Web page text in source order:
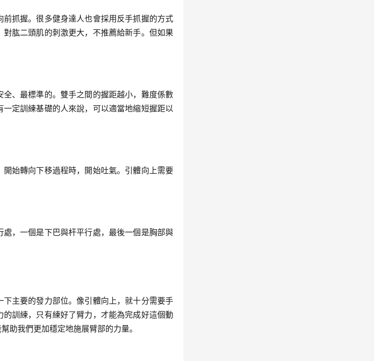
抓握。很多健身達人也會採用反手抓握的方式
肱二頭肌的刺激更大，不推薦給新手。但如果
、最標準的。雙手之間的握距越小，難度係數
定訓練基礎的人來說，可以適當地縮短握距以
始轉向下移過程時，開始吐氣。引體向上需要
，一個是下巴與杆平行處，最後一個是胸部與
主要的發力部位。像引體向上，就十分需要手
訓練，只有練好了臂力，才能為完成好這個動
助我們更加穩定地施展臂部的力量。